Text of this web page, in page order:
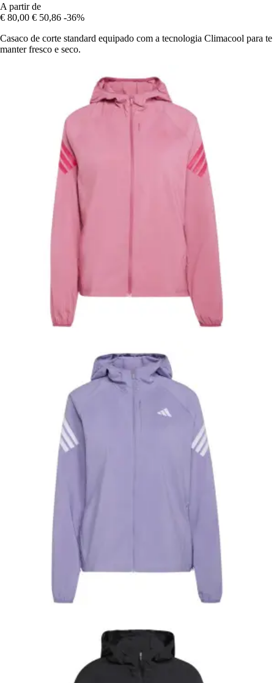
A partir de
€ 80,00 € 50,86 -36%
Casaco de corte standard equipado com a tecnologia Climacool para te
manter fresco e seco.